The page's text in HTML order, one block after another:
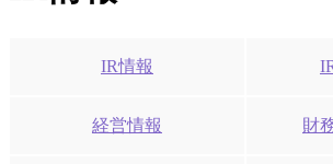
IR情報
経営情報 財